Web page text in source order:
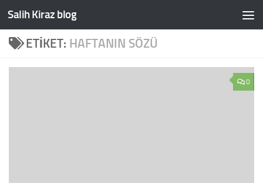
Skip to content
Salih Kiraz blog
ETIKET: HAFTANIN SÖZÜ
0